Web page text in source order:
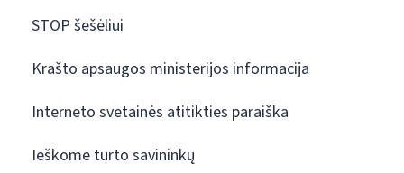
STOP šešėliui
Krašto apsaugos ministerijos informacija
Interneto svetainės atitikties paraiška
Ieškome turto savininkų